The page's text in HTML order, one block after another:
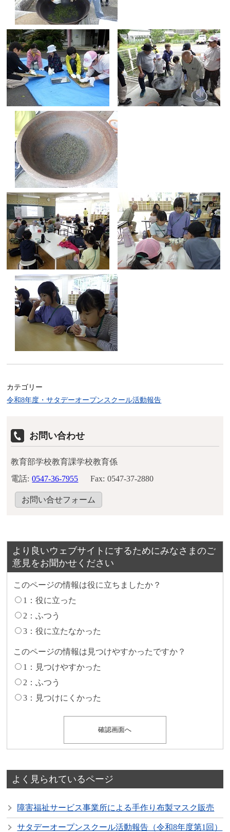
カテゴリー
令和8年度・サタデーオープンスクール活動報告
お問い合わせ
教育部学校教育課学校教育係
電話: 0547-36-7955 Fax: 0547-37-2880
お問い合せフォーム
より良いウェブサイトにするためにみなさまのご
意見をお聞かせください
このページの情報は役に立ちましたか？
1：役に立った
2：ふつう
3：役に立たなかった
このページの情報は見つけやすかったですか？
1：見つけやすかった
2：ふつう
3：見つけにくかった
よく見られているページ
障害福祉サービス事業所による手作り布製マスク販売
サタデーオープンスクール活動報告（令和8年度第1回）